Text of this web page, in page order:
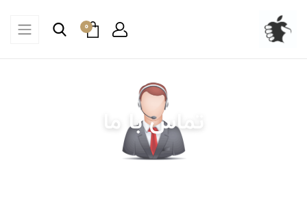
0
تماس با ما